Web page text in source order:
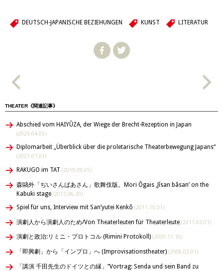
DEUTSCH-JAPANISCHE BEZIEHUNGEN KUNST LITERATUR
THEATER《関連記事》
Abschied vom HAIYÛZA, der Wiege der Brecht-Rezeption in Japan
(2025.04.05)
Diplomarbeit „Überblick über die proletarische Theaterbewegung Japans“
(2021.01.03)
RAKUGO im TAT (2019.09.05)
森鷗外「ぢいさんばあさん」歌舞伎版。Mori Ôgais ‚Jîsan bâsan’ on the
Kabuki stage (2013.06.30)
Spiel für uns, Interview mit San’yutei Kenkô (2011.10.01)
演劇人から演劇人のため/Von Theaterleuten für Theaterleute (2011.03.01)
演劇と政治:リミニ・プロトコル (Rimini Protokoll) (2009.11.10)
「即興劇」から「インプロ」へ (Improvisationstheater) (2008.03.01)
「講演 千田先生のドイツとの縁」”Vortrag: Senda und sein Band zu